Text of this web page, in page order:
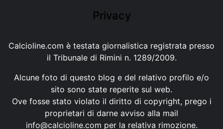
Privacy
Calcioline.com è testata giornalistica registrata presso
il Tribunale di Rimini n. 1289/2009.
Alcune foto di questo blog e del relativo profilo e/o
sito sono state reperite sul web.
Ove fosse stato violato il diritto di copyright, prego i
proprietari di darne avviso alla mail
info@calcioline.com per la relativa rimozione.